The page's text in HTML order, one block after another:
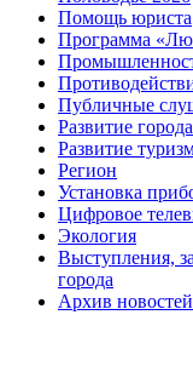
Помощь юриста
Программа
Публичные
Развитие города
Развитие
Регион
Установка
Цифровое
Экология
Выступления,
города
Архив новостей